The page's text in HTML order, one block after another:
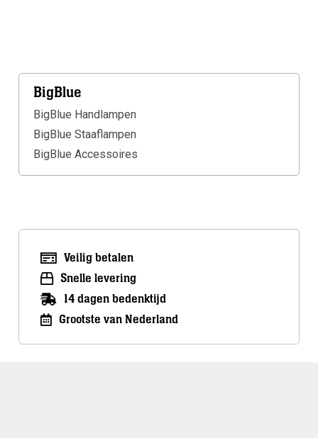
BigBlue
BigBlue Handlampen
BigBlue Staaflampen
BigBlue Accessoires
Veilig betalen
Snelle levering
14 dagen bedenktijd
Grootste van Nederland